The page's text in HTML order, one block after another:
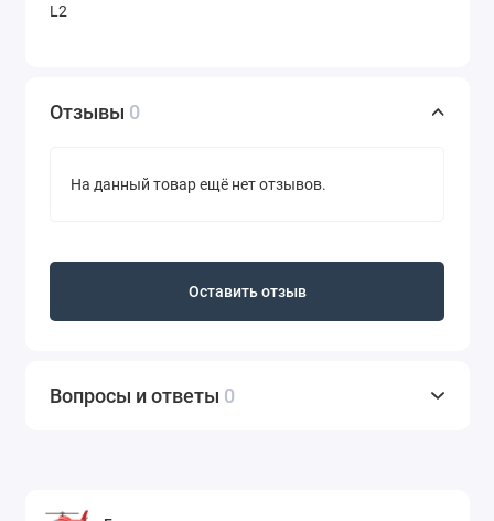
L2
Отзывы 0
На данный товар ещё нет отзывов.
Оставить отзыв
Вопросы и ответы 0